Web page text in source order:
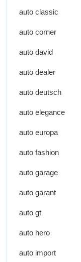
auto classic
auto corner
auto david
auto dealer
auto deutsch
auto elegance
auto europa
auto fashion
auto garage
auto garant
auto gt
auto hero
auto import